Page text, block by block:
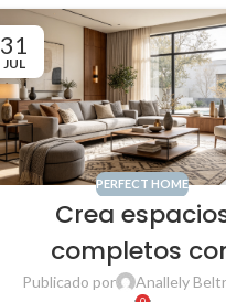
31
JUL
PERFECT HOME
Crea
completos
muebles y
Publicado por Anallely